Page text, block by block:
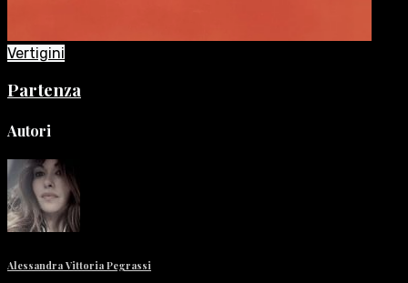
Vertigini
Partenza
Autori
Alessandra Vittoria Pegrassi